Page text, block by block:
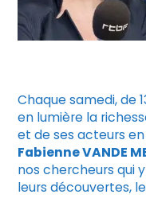
Chaque samedi, de
en lumière la
et de ses acteurs
Fabienne VANDE
nos chercheurs qui
leurs découvertes,